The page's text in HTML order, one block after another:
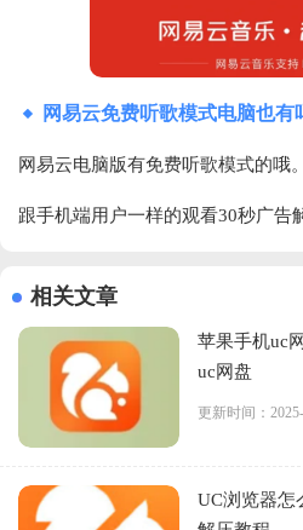
网易云免费听歌模式电脑也有
网易云电脑版有免费听歌模式的哦。
跟手机端用户一样的观看30秒广告
相关文章
苹果手机uc
uc网盘
更新时间：
UC浏览器怎